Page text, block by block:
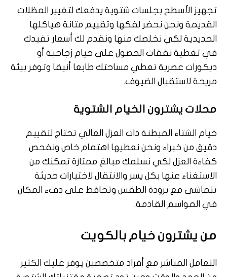
تجهيز الأسطح بجلسات شتوية يدفعك لتغيير المظلات
القديمة ونحن نحضر لفكها وتقييم متانة هياكلها
الحديدية لكي نخلصك منها ونقدم لك أسعار تفيدك
في تغطية نفقات الحصول على خيام زجاجية أو
ديكورات عصرية تعطي مساحتك طابعا أنيقا وتوفر بيئة
مريحة لاستقبال الضيوف.
محلات يشترون الخيام الشتوية
خيام الشتاء المبطنة ذات العزل العالي تحتاج لتقييم
دقيق من خبراء ونحن نعطيها اهتمام خاص ونفحص
كفاءة العزل لكي نسلمك مبالغ ممتازة تمكنك من
الاستغناء عنها بكل يسر والانتقال لاختيارات حديثة
تتماشى مع برودة الطقس وتحافظ على دفء المكان
في المواسم القادمة.
من يشترون خيام بالكويت
التعامل المباشر مع أفراد متخصصين يوفر عليك الكثير